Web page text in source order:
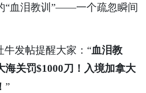
“血泪教训”——一个疏忽瞬间
牛发帖提醒大家：“血泪教
海关罚$1000刀！入境加拿大
”